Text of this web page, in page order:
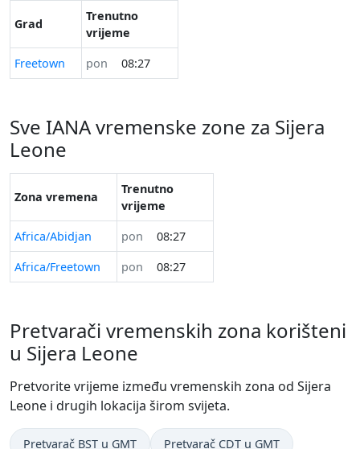
Grad
Trenutno
vrijeme
Freetown
pon 08:27
Sve IANA vremenske zone za Sijera
Leone
Zona vremena
Trenutno
vrijeme
Africa/Abidjan
pon
08:27
Africa/Freetown
pon 08:27
Pretvarači vremenskih zona korišteni
u Sijera Leone
Pretvorite vrijeme između vremenskih zona od Sijera
Leone i drugih lokacija širom svijeta.
Pretvarač BST u GMT Pretvarač CDT u GMT